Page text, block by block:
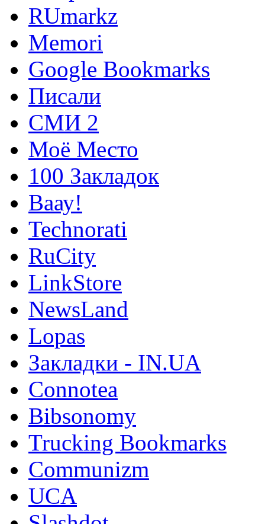
RUmarkz
Memori
Google Bookmarks
Писали
СМИ 2
Моё Место
100 Закладок
Ваау!
Technorati
RuCity
LinkStore
NewsLand
Lopas
Закладки - IN.UA
Connotea
Bibsonomy
Trucking Bookmarks
Communizm
UCA